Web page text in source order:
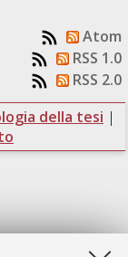
Atom
RSS 1.0
RSS 2.0
della tesi |